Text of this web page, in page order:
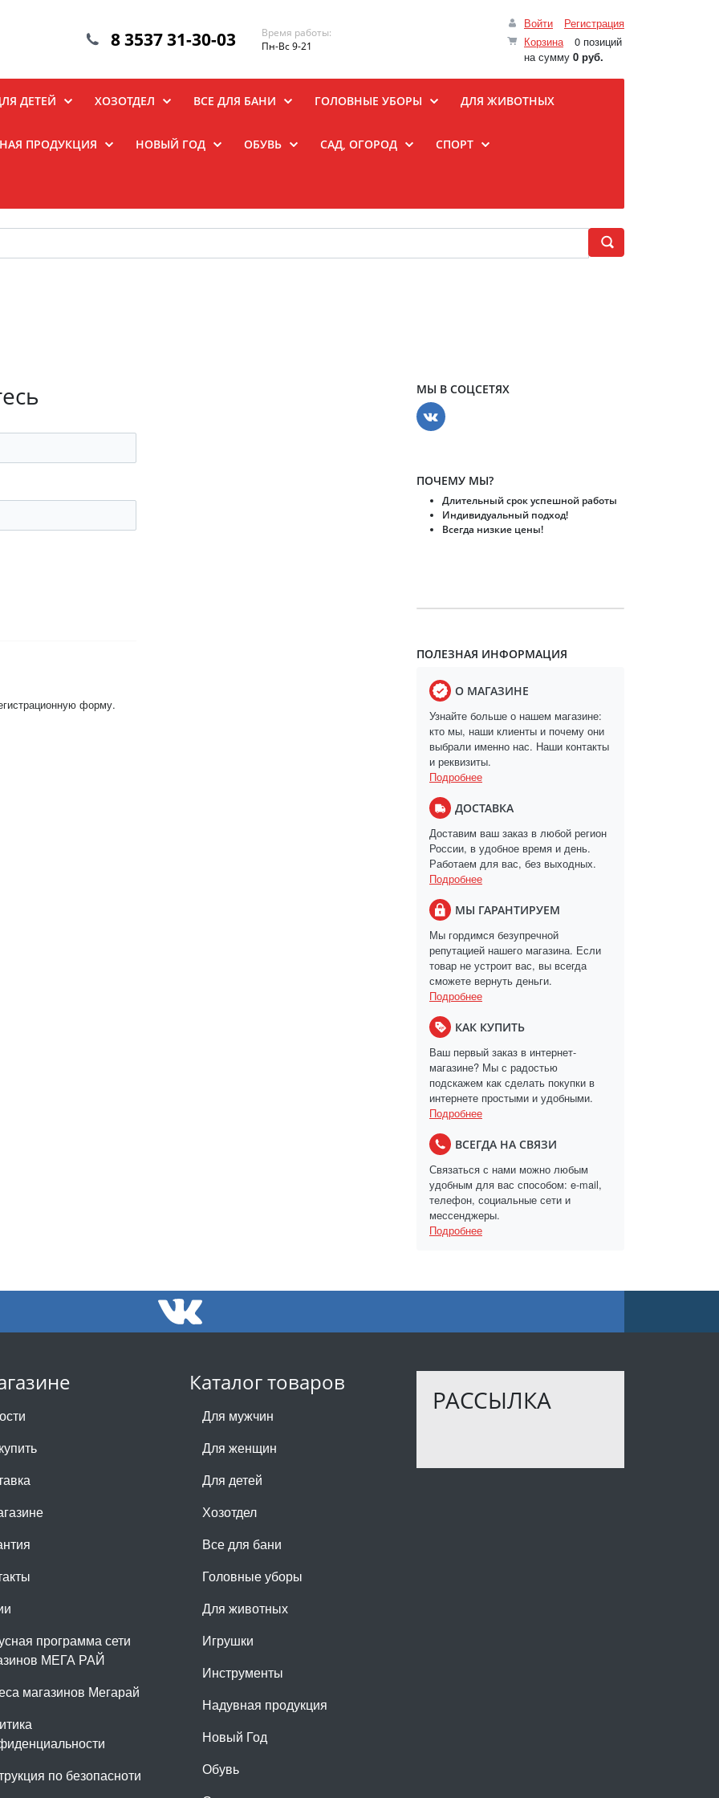
Войти
Регистрация
Корзина
0 позиций
на сумму 0 руб.
8 3537 31-30-03
Время работы:
Пн-Вс 9-21
ДЕТЕЙ ХОЗОТДЕЛ ВСЕ ДЛЯ БАНИ ГОЛОВНЫЕ УБОРЫ ДЛЯ ЖИВОТНЫХ
ПРОДУКЦИЯ НОВЫЙ ГОД ОБУВЬ САД, ОГОРОД СПОРТ
форму.
МЫ В СОЦСЕТЯХ
ПОЧЕМУ МЫ?
Длительный срок успешной работы
Индивидуальный подход!
Всегда низкие цены!
ПОЛЕЗНАЯ ИНФОРМАЦИЯ
О МАГАЗИНЕ
Узнайте больше о нашем магазине:
кто мы, наши клиенты и почему они
выбрали именно нас. Наши контакты
и реквизиты.
Подробнее
ДОСТАВКА
Доставим ваш заказ в любой регион
России, в удобное время и день.
Работаем для вас, без выходных.
Подробнее
МЫ ГАРАНТИРУЕМ
Мы гордимся безупречной
репутацией нашего магазина. Если
товар не устроит вас, вы всегда
сможете вернуть деньги.
Подробнее
КАК КУПИТЬ
Ваш первый заказ в интернет-
магазине? Мы с радостью
подскажем как сделать покупки в
интернете простыми и удобными.
Подробнее
ВСЕГДА НА СВЯЗИ
Связаться с нами можно любым
удобным для вас способом: e-mail,
телефон, социальные сети и
мессенджеры.
Подробнее
программа сети
МЕГА РАЙ
магазинов Мегарай
по безопасноти
Каталог товаров
Для мужчин
Для женщин
Для детей
Хозотдел
Все для бани
Головные уборы
Для животных
Игрушки
Инструменты
Надувная продукция
Новый Год
Обувь
РАССЫЛКА